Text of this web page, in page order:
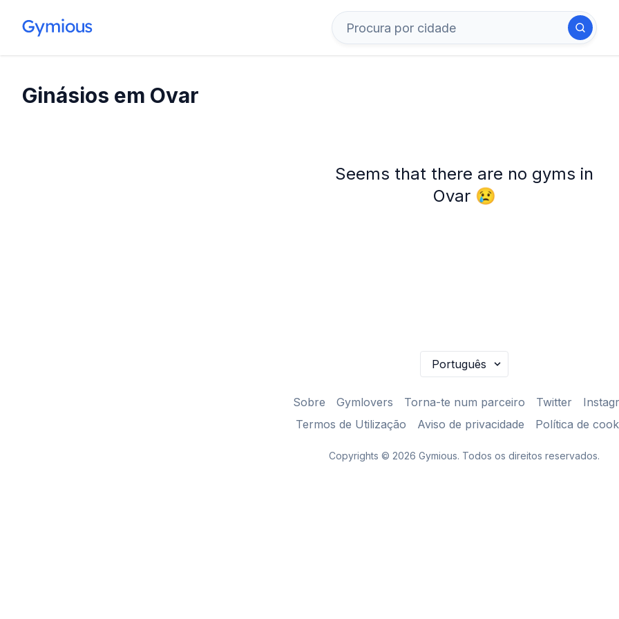
Ginásios em Ovar
Seems that there are no gyms in
Ovar 😢
Sobre Gymlovers Torna-te num parceiro Twitter
Termos de Utilização
Aviso de privacidade Política de
Copyrights © 2026 Gymious. Todos os direitos reservados.